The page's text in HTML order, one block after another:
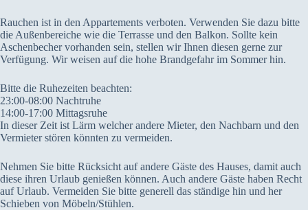
Rauchen ist in den Appartements verboten. Verwenden Sie dazu bitte
die Außenbereiche wie die Terrasse und den Balkon. Sollte kein
Aschenbecher vorhanden sein, stellen wir Ihnen diesen gerne zur
Verfügung. Wir weisen auf die hohe Brandgefahr im Sommer hin.
Bitte die Ruhezeiten beachten:
23:00-08:00 Nachtruhe
14:00-17:00 Mittagsruhe
In dieser Zeit ist Lärm welcher andere Mieter, den Nachbarn und den
Vermieter stören könnten zu vermeiden.
Nehmen Sie bitte Rücksicht auf andere Gäste des Hauses, damit auch
diese ihren Urlaub genießen können. Auch andere Gäste haben Recht
auf Urlaub. Vermeiden Sie bitte generell das ständige hin und her
Schieben von Möbeln/Stühlen.